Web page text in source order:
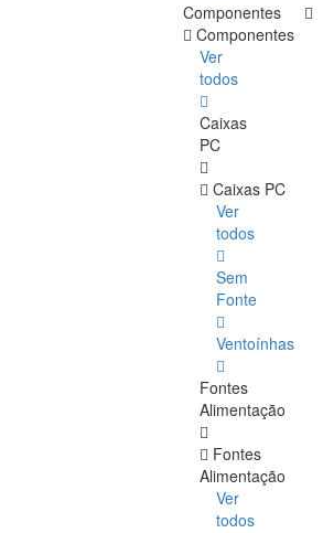
Componentes
Componentes
Ver
todos
Caixas
PC
Caixas PC
Ver
todos
Sem
Fonte
Ventoínhas
Fontes
Alimentação
Fontes
Alimentação
Ver
todos